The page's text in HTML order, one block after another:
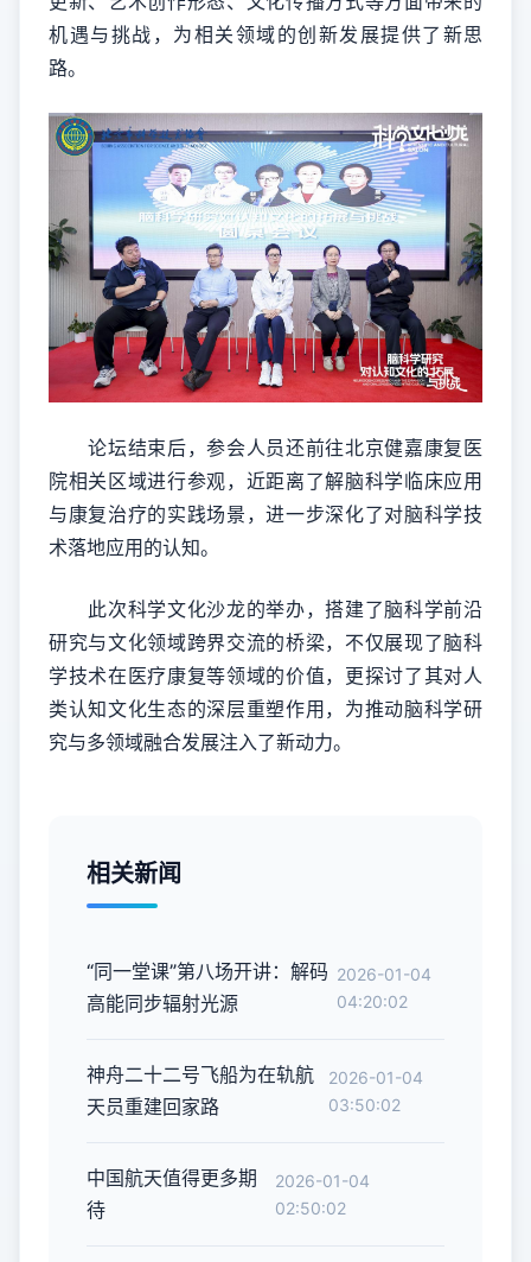
机遇与挑战，为相关领域的创新发展提供了新思
路。
论坛结束后，参会人员还前往北京健嘉康复医
院相关区域进行参观，近距离了解脑科学临床应用
与康复治疗的实践场景，进一步深化了对脑科学技
术落地应用的认知。
此次科学文化沙龙的举办，搭建了脑科学前沿
研究与文化领域跨界交流的桥梁，不仅展现了脑科
学技术在医疗康复等领域的价值，更探讨了其对人
类认知文化生态的深层重塑作用，为推动脑科学研
究与多领域融合发展注入了新动力。
相关新闻
“同一堂课”第八场开讲：解码
高能同步辐射光源
2026-01-04
04:20:02
神舟二十二号飞船为在轨航
天员重建回家路
2026-01-04
03:50:02
中国航天值得更多期
待
2026-01-04
02:50:02